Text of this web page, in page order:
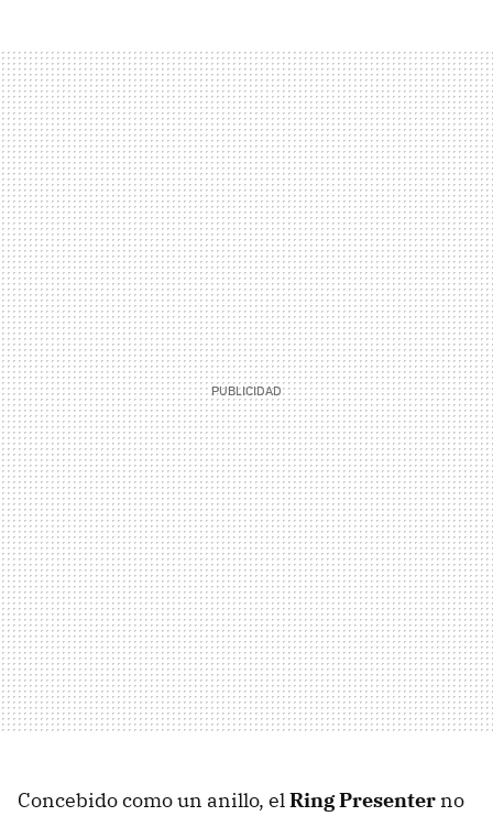
Concebido como un anillo, elRing Presenter no